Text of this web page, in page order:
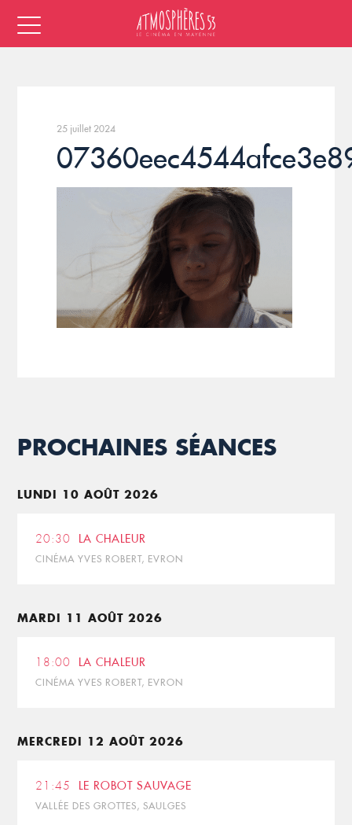
25 juillet 2024
PROCHAINES SÉANCES
LUNDI 10 AOÛT 2026
20:30 LA CHALEUR
CINÉMA YVES ROBERT, EVRON
MARDI 11 AOÛT 2026
18:00 LA CHALEUR
CINÉMA YVES ROBERT, EVRON
MERCREDI 12 AOÛT 2026
21:45 LE ROBOT SAUVAGE
VALLÉE DES GROTTES, SAULGES